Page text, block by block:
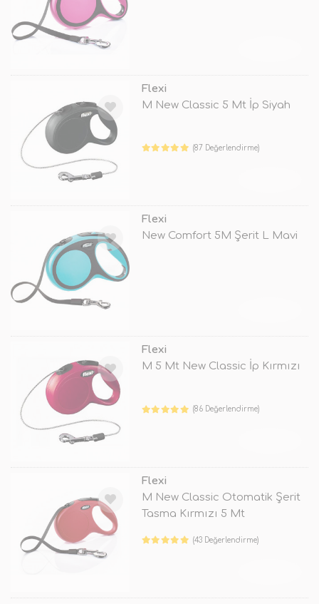
Flexi
M New Classic 5 Mt İp Siyah
(87 Değerlendirme)
Flexi
New Comfort 5M Şerit L Mavi
Flexi
M 5 Mt New Classic İp Kırmızı
(86 Değerlendirme)
Flexi
M New Classic Otomatik Şerit
Tasma Kırmızı 5 Mt
(43 Değerlendirme)